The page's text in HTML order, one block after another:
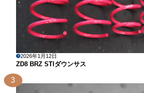
2026年1月12日
ZD8 BRZ STIダウンサス
3